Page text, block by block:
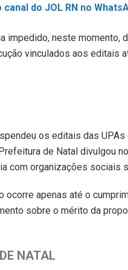
do JOL RN no
impedido, neste momento,
vinculados aos editais
os editais das
de Natal divulgou
com organizações sociais
ocorre apenas até o
sobre o mérito da
NATAL